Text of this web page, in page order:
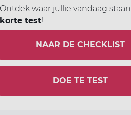
Ontdek waar jullie vandaag
korte test!
NAAR DE CHECKLIST
DOE TE TEST